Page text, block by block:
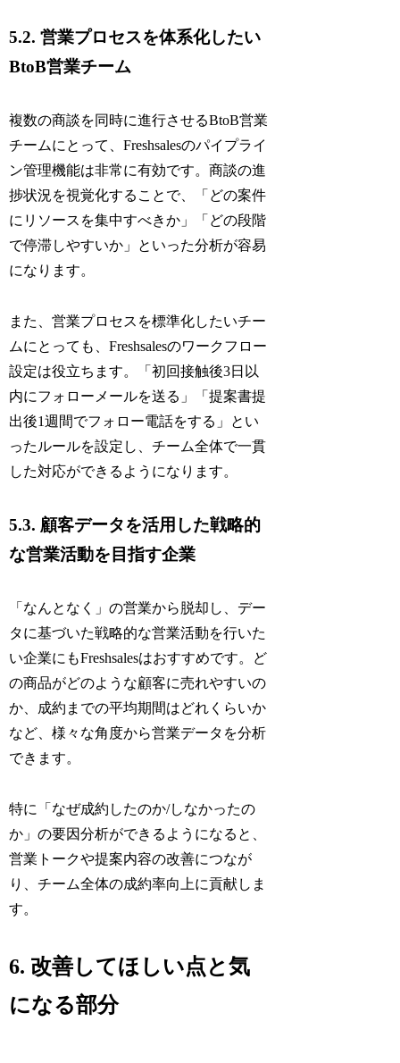
5.2. 営業プロセスを体系化したい
BtoB営業チーム
複数の商談を同時に進行させるBtoB営業
チームにとって、Freshsalesのパイプライ
ン管理機能は非常に有効です。商談の進
捗状況を視覚化することで、「どの案件
にリソースを集中すべきか」「どの段階
で停滞しやすいか」といった分析が容易
になります。
また、営業プロセスを標準化したいチー
ムにとっても、Freshsalesのワークフロー
設定は役立ちます。「初回接触後3日以
内にフォローメールを送る」「提案書提
出後1週間でフォロー電話をする」とい
ったルールを設定し、チーム全体で一貫
した対応ができるようになります。
5.3. 顧客データを活用した戦略的
な営業活動を目指す企業
「なんとなく」の営業から脱却し、デー
タに基づいた戦略的な営業活動を行いた
い企業にもFreshsalesはおすすめです。ど
の商品がどのような顧客に売れやすいの
か、成約までの平均期間はどれくらいか
など、様々な角度から営業データを分析
できます。
特に「なぜ成約したのか/しなかったの
か」の要因分析ができるようになると、
営業トークや提案内容の改善につなが
り、チーム全体の成約率向上に貢献しま
す。
6. 改善してほしい点と気
になる部分